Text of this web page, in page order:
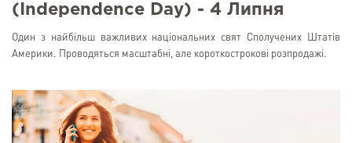
(Independence Day) - 4 Липня
Один з найбільш важливих національних свят Сполучених Штатів
Америки. Проводяться масштабні, але короткострокові розпродажі.